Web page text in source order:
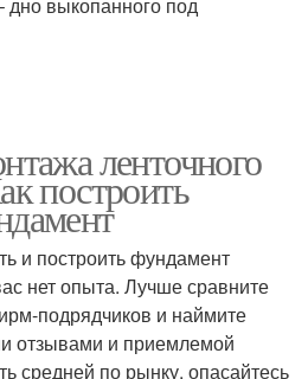
ленточного
построить
и построить фундамент
нет опыта. Лучше сравните
подрядчиков и наймите
отзывами и приемлемой
средней по рынку, опасайтесь